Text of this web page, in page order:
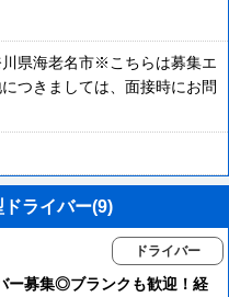
県海老名市※こちらは募集エ
つきましては、面接時にお問
ライバー(9)
ドライバー
ー募集◎ブランクも歓迎！経